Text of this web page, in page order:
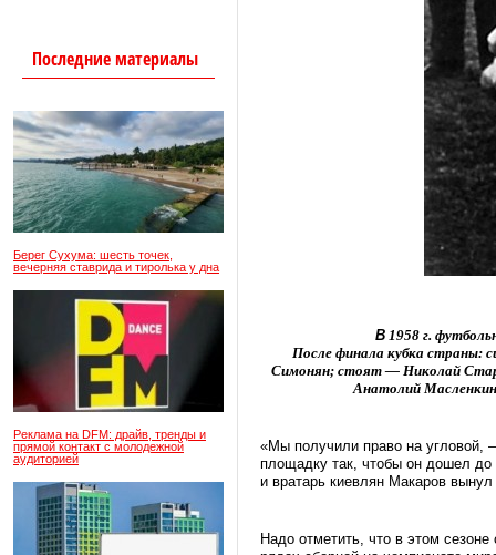
Последние материалы
Берег Сухума: шесть точек,
вечерняя ставрида и тиролька у дна
Реклама на DFM: драйв, тренды и
прямой контакт с молодежной
аудиторией
В 1958 г.
После финала кубка страны:
Симонян; стоят — Николай
Анатолий
«Мы получили право на угловой,
площадку так, чтобы он дошел до
и вратарь киевлян Макаров
Надо отметить, что в этом